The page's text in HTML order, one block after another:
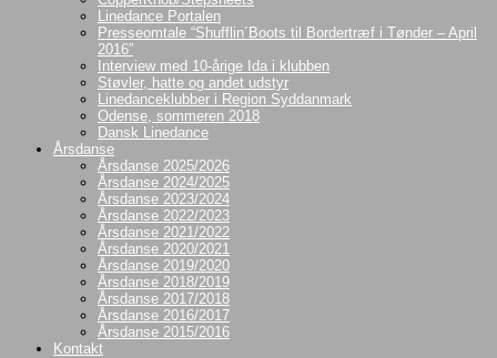
Linedance Portalen
Presseomtale “Shufflin´Boots til Bordertræf i Tønder – April
2016”
Interview med 10-årige Ida i klubben
Støvler, hatte og andet udstyr
Linedanceklubber i Region Syddanmark
Odense, sommeren 2018
Dansk Linedance
Årsdanse
Årsdanse 2025/2026
Årsdanse 2024/2025
Årsdanse 2023/2024
Årsdanse 2022/2023
Årsdanse 2021/2022
Årsdanse 2020/2021
Årsdanse 2019/2020
Årsdanse 2018/2019
Årsdanse 2017/2018
Årsdanse 2016/2017
Årsdanse 2015/2016
Kontakt